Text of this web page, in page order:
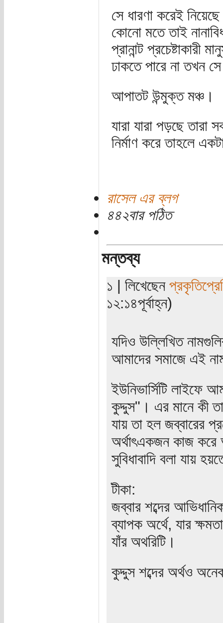
সে ধারণা করেই
কোনো মতে তাই
প্রানান্ট প্রচেষ্টাকারী
ঢাকতে পারে না তখন
আপাতট উন্মুক্ত মঞ্চ।
যারা যারা পড়ছে তারা
নির্মাণ করে তাহলে
রাসেল এর ব্লগ
৪৪২বার পঠিত
মন্তব্য
১ | লিখেছেন
১২:১৪পূর্বাহ্ন)
যদিও উল্লিখিত
আমাদের সমাজে এই
ইউনিভার্সিটি লাইফে
কুদ্দুস"। এর মানে কী
যায় তা হল জব্বারের
অর্থাৎএকজন কাজ
সুবিধাবাদি বলা যায়
টীকা:
জব্বার শব্দের
ব্যাপক অর্থে, যার
যাঁর অথরিটি।
কুদ্দুস শব্দের অর্থও